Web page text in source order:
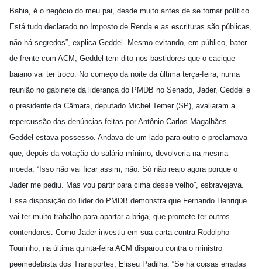
Bahia, é o negócio do meu pai, desde muito antes de se tornar político.
Está tudo declarado no Imposto de Renda e as escrituras são públicas,
não há segredos”, explica Geddel. Mesmo evitando, em público, bater
de frente com ACM, Geddel tem dito nos bastidores que o cacique
baiano vai ter troco. No começo da noite da última terça-feira, numa
reunião no gabinete da liderança do PMDB no Senado, Jader, Geddel e
o presidente da Câmara, deputado Michel Temer (SP), avaliaram a
repercussão das denúncias feitas por Antônio Carlos Magalhães.
Geddel estava possesso. Andava de um lado para outro e proclamava
que, depois da votação do salário mínimo, devolveria na mesma
moeda. “Isso não vai ficar assim, não. Só não reajo agora porque o
Jader me pediu. Mas vou partir para cima desse velho”, esbravejava.
Essa disposição do líder do PMDB demonstra que Fernando Henrique
vai ter muito trabalho para apartar a briga, que promete ter outros
contendores. Como Jader investiu em sua carta contra Rodolpho
Tourinho, na última quinta-feira ACM disparou contra o ministro
peemedebista dos Transportes, Eliseu Padilha: “Se há coisas erradas